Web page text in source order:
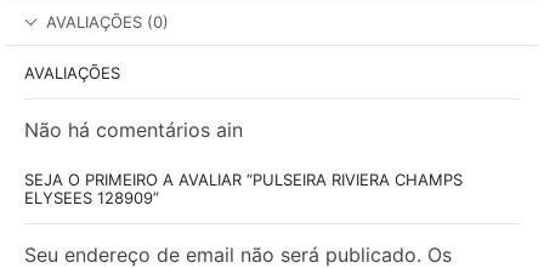
AVALIAÇÕES (0)
AVALIAÇÕES
Não há comentários ain
SEJA O PRIMEIRO A AVALIAR “PULSEIRA RIVIERA CHAMPS
ELYSEES 128909”
Seu endereço de email não será publicado. Os